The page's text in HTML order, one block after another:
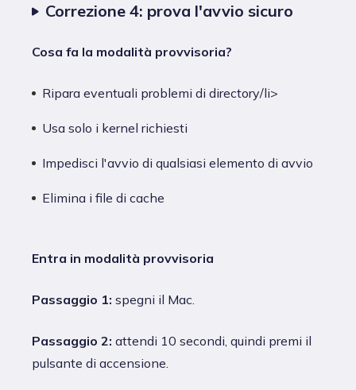
Correzione 4: prova l'avvio sicuro
Cosa fa la modalità provvisoria?
Ripara eventuali problemi di directory/li>
Usa solo i kernel richiesti
Impedisci l'avvio di qualsiasi elemento di avvio
Elimina i file di cache
Entra in modalità provvisoria
Passaggio 1: spegni il Mac.
Passaggio 2: attendi 10 secondi, quindi premi il
pulsante di accensione.